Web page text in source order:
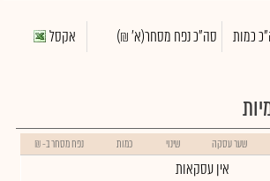
כמות סה"כ נפח מסחר(א' ₪) אקסל
שער עסקה שינוי כמות נפח מסחר ב- ₪
אין עסקאות